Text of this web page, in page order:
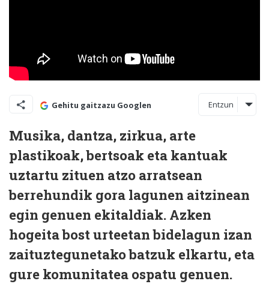
Gehitu gaitzazu Googlen Entzun
Musika, dantza, zirkua, arte
plastikoak, bertsoak eta kantuak
uztartu zituen atzo arratsean
berrehundik gora lagunen aitzinean
egin genuen ekitaldiak. Azken
hogeita bost urteetan bidelagun izan
zaituztegunetako batzuk elkartu, eta
gure komunitatea ospatu genuen.